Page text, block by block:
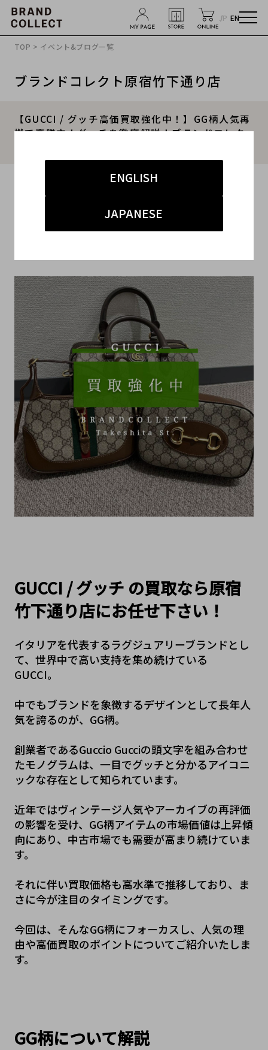
JP EN
ENGLISH
JAPANESE
TOP > イベント&ブログ一覧
ブランドコレクト原宿竹下通り店
【GUCCI / グッチ高価買取強化中！】GG柄人気再
燃で高騰中！グッチを徹底解説！ブランドコレク
#竹下 インポート
GUCCI / グッチ の買取なら原宿
竹下通り店にお任せ下さい！
イタリアを代表するラグジュアリーブランドとし
て、世界中で高い支持を集め続けている
GUCCI。
中でもブランドを象徴するデザインとして長年人
気を誇るのが、GG柄。
創業者であるGuccio Gucciの頭文字を組み合わせ
たモノグラムは、一目でグッチと分かるアイコニ
ックな存在として知られています。
近年ではヴィンテージ人気やアーカイブの再評価
の影響を受け、GG柄アイテムの市場価値は上昇傾
向にあり、中古市場でも需要が高まり続けていま
す。
それに伴い買取価格も高水準で推移しており、ま
さに今が注目のタイミングです。
今回は、そんなGG柄にフォーカスし、人気の理
由や高価買取のポイントについてご紹介いたしま
す。
GG柄について解説